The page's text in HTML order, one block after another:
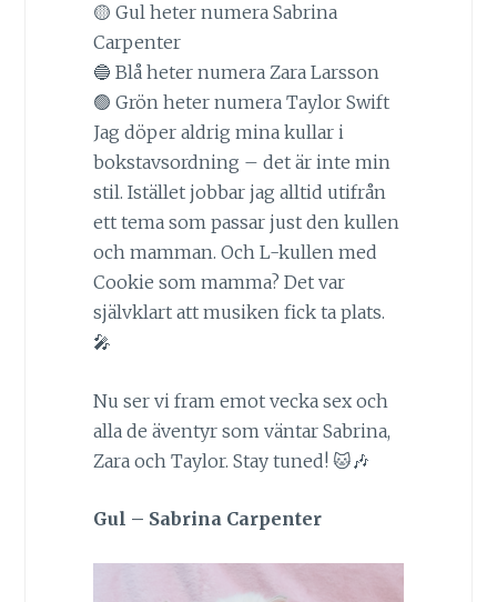
🟡 Gul heter numera Sabrina
Carpenter
🔵 Blå heter numera Zara Larsson
🟢 Grön heter numera Taylor Swift
Jag döper aldrig mina kullar i
bokstavsordning – det är inte min
stil. Istället jobbar jag alltid utifrån
ett tema som passar just den kullen
och mamman. Och L-kullen med
Cookie som mamma? Det var
självklart att musiken fick ta plats.
🎤
Nu ser vi fram emot vecka sex och
alla de äventyr som väntar Sabrina,
Zara och Taylor. Stay tuned! 🐱🎶
Gul – Sabrina Carpenter